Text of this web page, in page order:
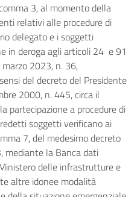
3, al momento della
relativi alle procedure di
delegato e i soggetti
in deroga agli articoli 24 e 91
2023, n. 36,
del decreto del Presidente
2000, n. 445, circa il
partecipazione a procedure di
soggetti verificano ai
7, del medesimo decreto
mediante la Banca dati
delle infrastrutture e
altre idonee modalità